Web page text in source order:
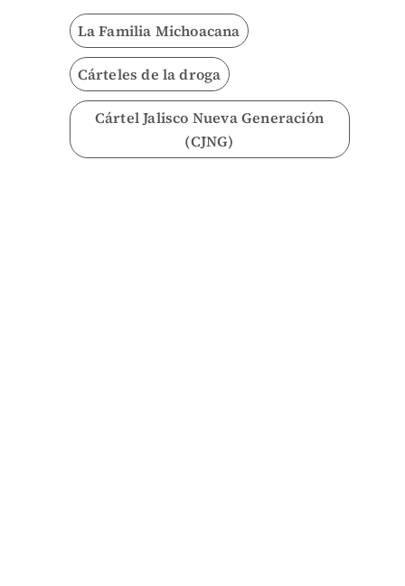
La Familia Michoacana
Cárteles de la droga
Cártel Jalisco Nueva Generación
(CJNG)